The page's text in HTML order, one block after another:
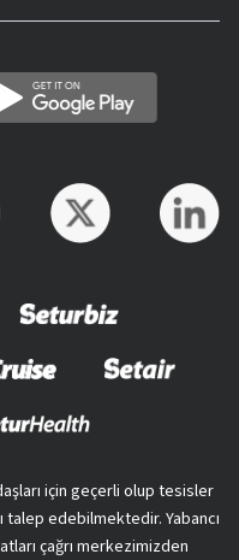
için geçerli olup tesisler
edebilmektedir. Yabancı
çağrı merkezimizden